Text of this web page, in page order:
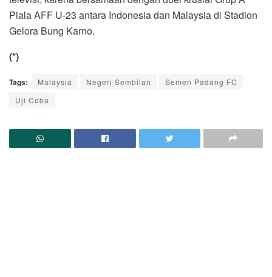
Piala AFF U-23 antara Indonesia dan Malaysia di Stadion
Gelora Bung Karno.
(*)
Tags: Malaysia Negeri Sembilan
Semen Padang FC
Uji Coba